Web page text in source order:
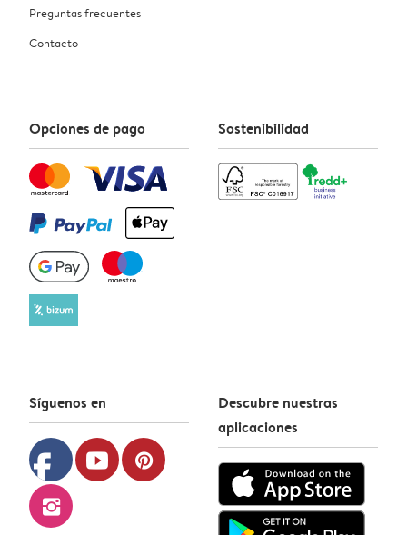
Preguntas frecuentes
Contacto
Opciones de pago Sostenibilidad
Síguenos en
facebook youtube pinterest
instagram
Descubre nuestras
aplicaciones